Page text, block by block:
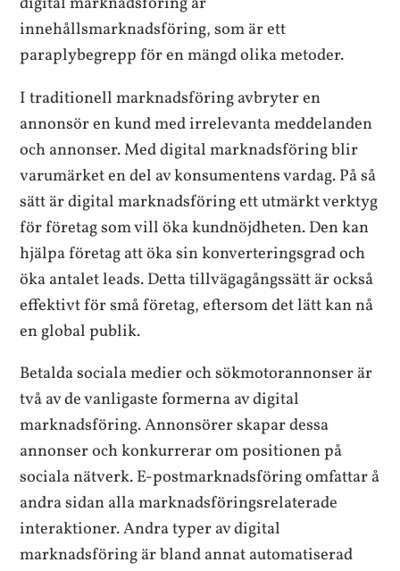
innehållsmarknadsföring, som är ett
paraplybegrepp för en mängd olika metoder.
I traditionell marknadsföring avbryter en
annonsör en kund med irrelevanta meddelanden
och annonser. Med digital marknadsföring blir
varumärket en del av konsumentens vardag. På så
sätt är digital marknadsföring ett utmärkt verktyg
för företag som vill öka kundnöjdheten. Den kan
hjälpa företag att öka sin konverteringsgrad och
öka antalet leads. Detta tillvägagångssätt är också
effektivt för små företag, eftersom det lätt kan nå
en global publik.
Betalda sociala medier och sökmotorannonser är
två av de vanligaste formerna av digital
marknadsföring. Annonsörer skapar dessa
annonser och konkurrerar om positionen på
sociala nätverk. E-postmarknadsföring omfattar å
andra sidan alla marknadsföringsrelaterade
interaktioner. Andra typer av digital
marknadsföring är bland annat automatiserad